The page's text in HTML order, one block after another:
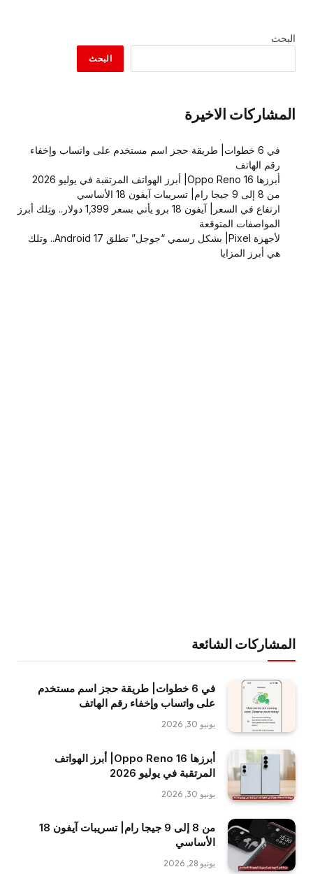
البحث
البحث
المشاركات الاخيرة
في 6 خطوات| طريقة حجز اسم مستخدم على واتساب وإخفاء
رقم الهاتف
أبرزها Oppo Reno 16| أبرز الهواتف المرتقبة في يوليو 2026
من 8 إلى 9 جيجا رام| تسريبات آيفون 18 الأساسي
ارتفاع في السعر| آيفون 18 برو يأتي بسعر 1,399 دولار.. وتِلك أبرز
المواصفات المتوقعة
لأجهزة Pixel| بشكل رسمي “جوجل” تطلق Android 17.. وتلك
هي أبرز المزايا
المشاركات الشائعة
في 6 خطوات| طريقة حجز اسم مستخدم
على واتساب وإخفاء رقم الهاتف
يونيو 30, 2026
أبرزها Oppo Reno 16| أبرز الهواتف
المرتقبة في يوليو 2026
يونيو 30, 2026
من 8 إلى 9 جيجا رام| تسريبات آيفون 18
الأساسي
يونيو 28, 2026